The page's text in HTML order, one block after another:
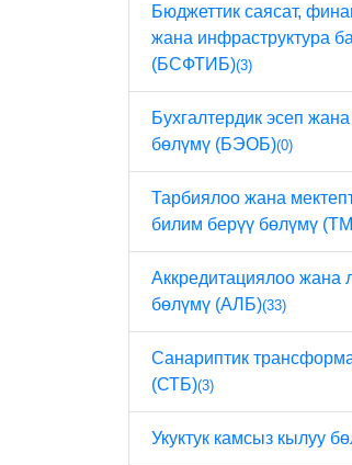
Бюджеттик саясат,
жана инфраструктура
(БСФТИБ)(3)
Бухгалтердик эсеп жана
бөлүмү (БЭОБ)(0)
Тарбиялоо жана
билим берүү бөлүмү
Аккредитациялоо жана
бөлүмү (АЛБ)(33)
Санариптик
(СТБ)(3)
Укуктук камсыз кылуу